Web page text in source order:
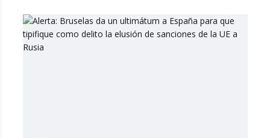
Arrendamientos vinculado al Registro de la…